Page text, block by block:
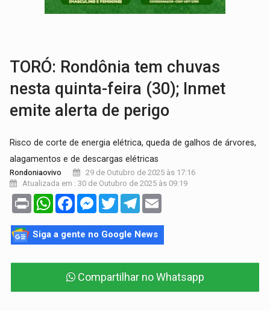
REGULARIZAÇÃO:Refis 2026 segue até o fim do ano para
TORÓ: Rondônia tem chuvas
nesta quinta-feira (30); Inmet
emite alerta de perigo
Risco de corte de energia elétrica, queda de galhos de árvores,
alagamentos e de descargas elétricas
Rondoniaovivo
29 de Outubro de 2025 às 17:16
Atualizada em : 30 de Outubro de 2025 às 09:19
Print WhatsAppFacebookMessenger
TwitterTelegram
Siga a gente no Google News
Compartilhar no Whatsapp